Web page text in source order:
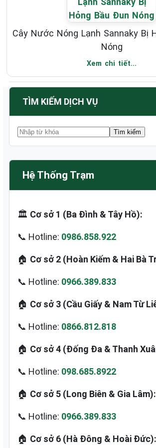
Cây Nước Nóng Lạnh Sannaky Bị
Nóng
Xem chi tiết...
TÌM KIẾM DỊCH VỤ
Hệ Thống Trạm
🏛️ Cơ sở 1 (Ba Đình & Tây Hồ):
📞 Hotline: 0986.858.922
🏠 Cơ sở 2 (Hoàn Kiếm & Hai Bà
📞 Hotline: 0966.389.833
🏠 Cơ sở 3 (Cầu Giấy & Nam Từ
📞 Hotline: 0866.812.818
🏠 Cơ sở 4 (Đống Đa & Thanh
📞 Hotline: 098.685.8922
🏠 Cơ sở 5 (Long Biên & Gia Lâm):
📞 Hotline: 0966.389.833
🏠 Cơ sở 6 (Hà Đông & Hoài Đức):